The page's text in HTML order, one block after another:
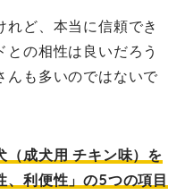
れど、本当に信頼でき
の相性は良いだろう
んも多いのではないで
（成犬用 チキン味）を
、利便性」の5つの項目